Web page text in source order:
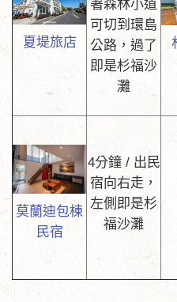
夏堤旅店
著森林小道
可切到環島
公路，過了
即是杉福沙
灘
莫蘭迪包棟
民宿
4分鐘 / 出民
宿向右走，
左側即是杉
福沙灘